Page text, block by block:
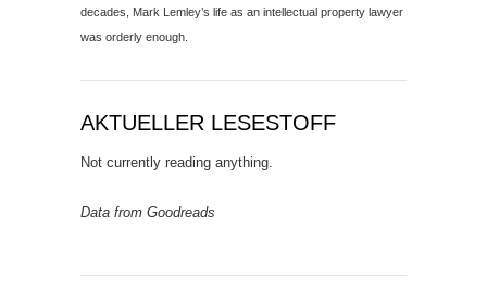
decades, Mark Lemley’s life as an intellectual property lawyer
was orderly enough.
AKTUELLER LESESTOFF
Not currently reading anything.
Data from Goodreads